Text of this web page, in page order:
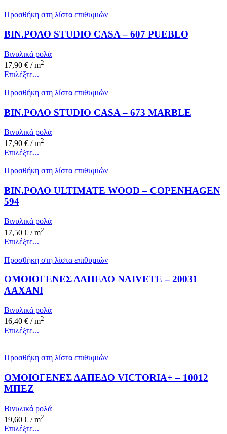
Προσθήκη στη λίστα επιθυμιών
ΒΙΝ.ΡΟΛΟ STUDIO CASA – 607 PUEBLO
Βινυλικά ρολά
17,90 € / m2
Επιλέξτε...
Προσθήκη στη λίστα επιθυμιών
ΒΙΝ.ΡΟΛΟ STUDIO CASA – 673 MARBLE
Βινυλικά ρολά
17,90 € / m2
Επιλέξτε...
Προσθήκη στη λίστα επιθυμιών
ΒΙΝ.ΡΟΛΟ ULTIMATE WOOD – COPENHAGEN
594
Βινυλικά ρολά
17,50 € / m2
Επιλέξτε...
Προσθήκη στη λίστα επιθυμιών
ΟΜΟΙΟΓΕΝΕΣ ΔΑΠΕΔΟ NAIVETE – 20031
ΛΑΧΑΝΙ
Βινυλικά ρολά
16,40 € / m2
Επιλέξτε...
Προσθήκη στη λίστα επιθυμιών
ΟΜΟΙΟΓΕΝΕΣ ΔΑΠΕΔΟ VICTORIA+ – 10012
ΜΠΕΖ
Βινυλικά ρολά
19,60 € / m2
Επιλέξτε...